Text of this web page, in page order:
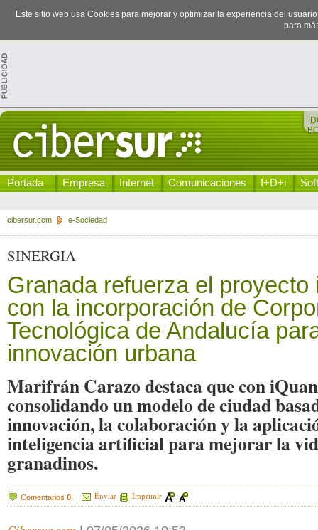
Este sitio web usa Cookies para mejorar y optimizar la experiencia del
para
Portada Empresa Internet Comunicaciones I+D+i
cibersur.com e-Sociedad
SINERGIA
Granada refuerza el proyecto
con la incorporación de
Tecnológica de Andalucía
innovación urbana
Marifrán Carazo destaca que con
consolidando un modelo de ciudad
innovación, la colaboración y la
inteligencia artificial para mejorar la
granadinos.
Comentarios 0 Enviar Imprimir